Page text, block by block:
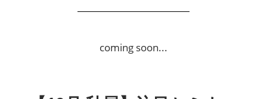
coming soon...